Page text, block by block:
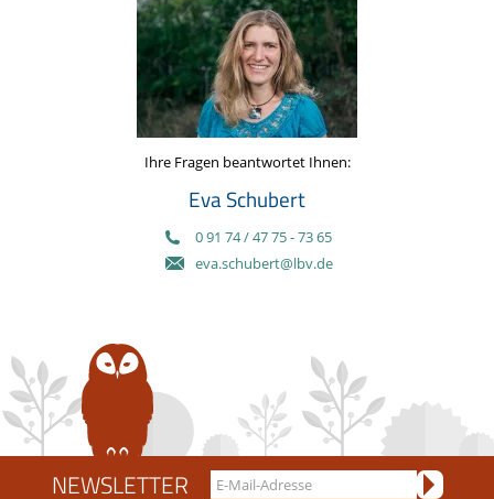
Ihre Fragen beantwortet Ihnen:
Eva Schubert
0 91 74 / 47 75 - 73 65
eva.schubert@lbv.de
NEWSLETTER